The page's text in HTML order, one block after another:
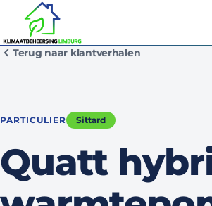
Terug naar klantverhalen
PARTICULIER Sittard
Quatt